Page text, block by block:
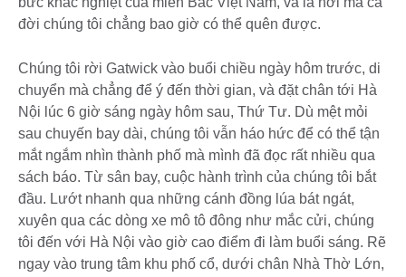
đời chúng tôi chẳng bao giờ có thể quên được.
Chúng tôi rời Gatwick vào buổi chiều ngày hôm trước, di
chuyển mà chẳng để ý đến thời gian, và đặt chân tới Hà
Nội lúc 6 giờ sáng ngày hôm sau, Thứ Tư. Dù mệt mỏi
sau chuyến bay dài, chúng tôi vẫn háo hức để có thể tận
mắt ngắm nhìn thành phố mà mình đã đọc rất nhiều qua
sách báo. Từ sân bay, cuộc hành trình của chúng tôi bắt
đầu. Lướt nhanh qua những cánh đồng lúa bát ngát,
xuyên qua các dòng xe mô tô đông như mắc cửi, chúng
tôi đến với Hà Nội vào giờ cao điểm đi làm buổi sáng. Rẽ
ngay vào trung tâm khu phố cổ, dưới chân Nhà Thờ Lớn,